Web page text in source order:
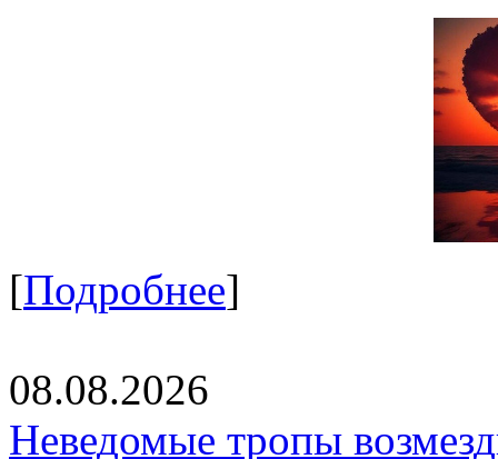
[Подробнее]
08.08.2026
Неведомые тропы